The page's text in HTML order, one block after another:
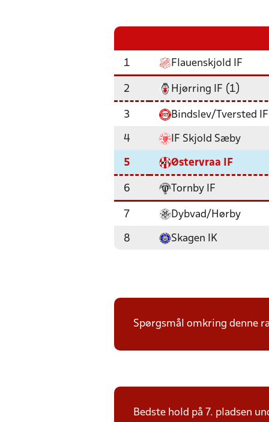
1 Flauenskjold IF
2 Hjørring IF (1)
3 Bindslev/Tversted IF
4 IF Skjold Sæby
5 Østervraa IF
6 Tornby IF
7 Dybvad/Hørby
8 Skagen IK
Spørgsmål omkring denne
Bedste hold på 7. pladsen